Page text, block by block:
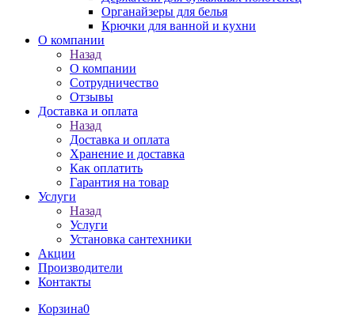
Органайзеры для белья
Крючки для ванной и кухни
О компании
Назад
О компании
Сотрудничество
Отзывы
Доставка и оплата
Назад
Доставка и оплата
Хранение и доставка
Как оплатить
Гарантия на товар
Услуги
Назад
Услуги
Установка сантехники
Акции
Производители
Контакты
Корзина0